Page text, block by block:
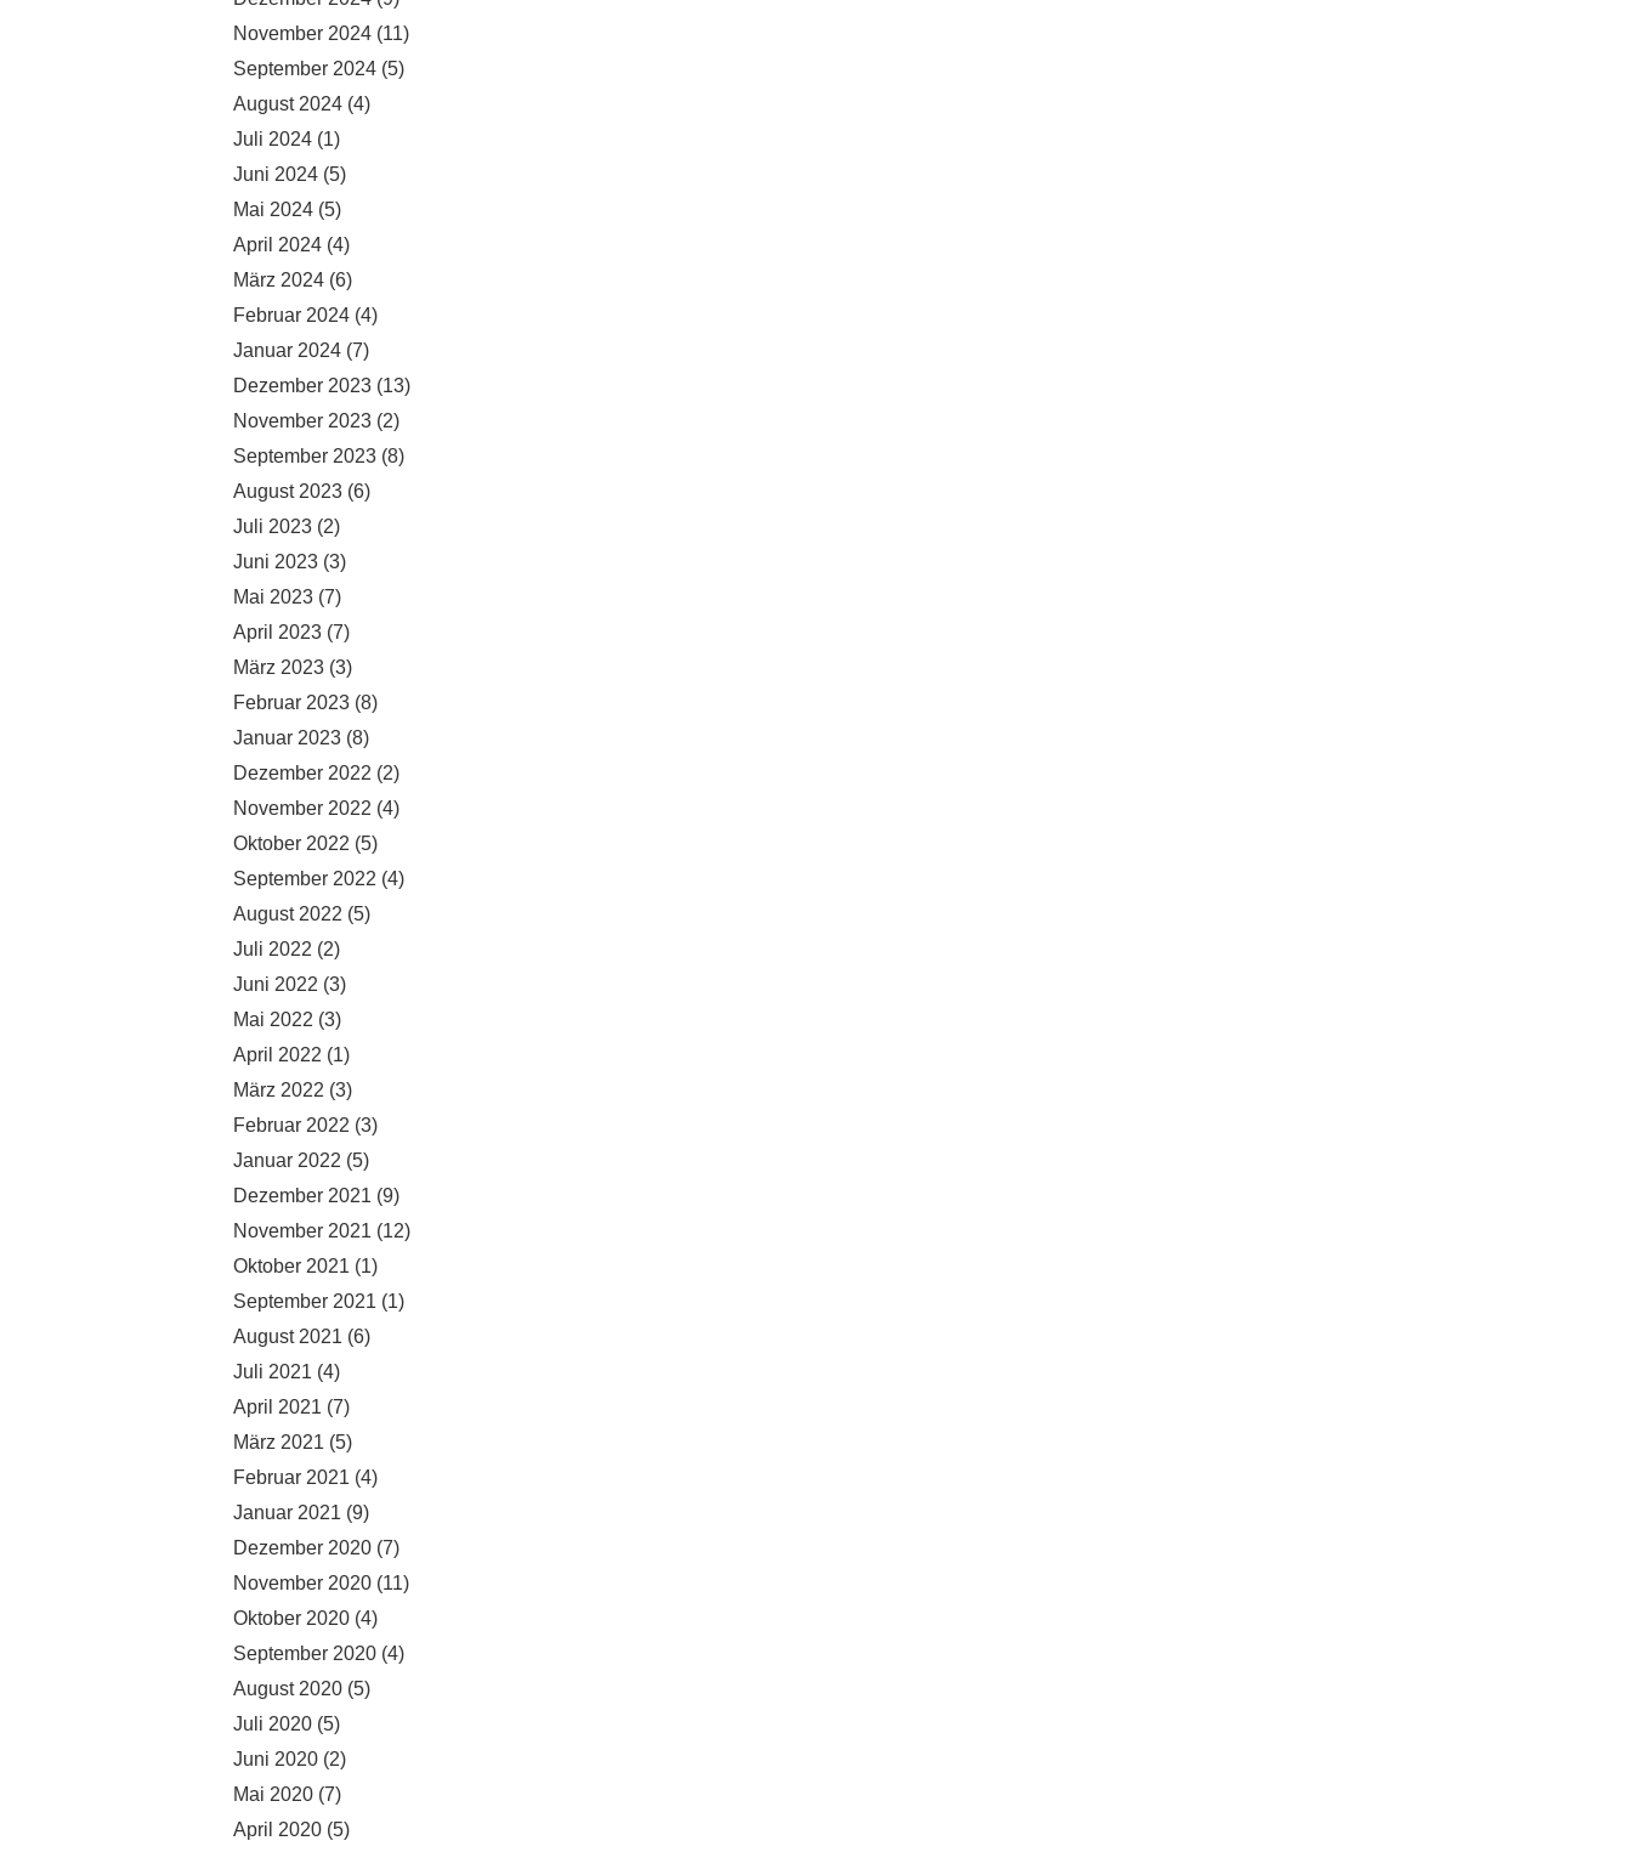
November 2024 (11)
September 2024 (5)
August 2024 (4)
Juli 2024 (1)
Juni 2024 (5)
Mai 2024 (5)
April 2024 (4)
März 2024 (6)
Februar 2024 (4)
Januar 2024 (7)
Dezember 2023 (13)
November 2023 (2)
September 2023 (8)
August 2023 (6)
Juli 2023 (2)
Juni 2023 (3)
Mai 2023 (7)
April 2023 (7)
März 2023 (3)
Februar 2023 (8)
Januar 2023 (8)
Dezember 2022 (2)
November 2022 (4)
Oktober 2022 (5)
September 2022 (4)
August 2022 (5)
Juli 2022 (2)
Juni 2022 (3)
Mai 2022 (3)
April 2022 (1)
März 2022 (3)
Februar 2022 (3)
Januar 2022 (5)
Dezember 2021 (9)
November 2021 (12)
Oktober 2021 (1)
September 2021 (1)
August 2021 (6)
Juli 2021 (4)
April 2021 (7)
März 2021 (5)
Februar 2021 (4)
Januar 2021 (9)
Dezember 2020 (7)
November 2020 (11)
Oktober 2020 (4)
September 2020 (4)
August 2020 (5)
Juli 2020 (5)
Juni 2020 (2)
Mai 2020 (7)
April 2020 (5)